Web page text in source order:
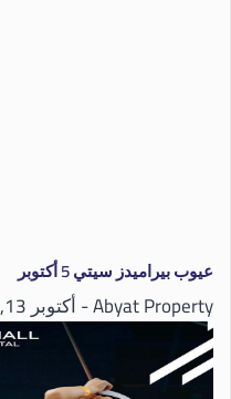
عيوب بيراميدز سيتي 5 أكتوبر
Abyat Property أكتوبر 13, 2025